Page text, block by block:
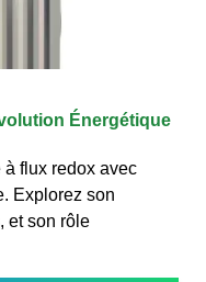
Énergétique
à flux redox avec
Explorez son
et son rôle